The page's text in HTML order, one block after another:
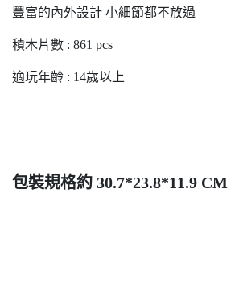
豐富的內外設計 小細節都不放過
積木片數 : 861 pcs
適玩年齡 : 14歲以上
包裝規格約 30.7*23.8*11.9 CM